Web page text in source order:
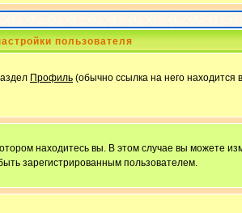
пользователя
Профиль (обычно ссылка на него
находитесь вы. В этом случае вы можете
зарегистрированным пользователем.